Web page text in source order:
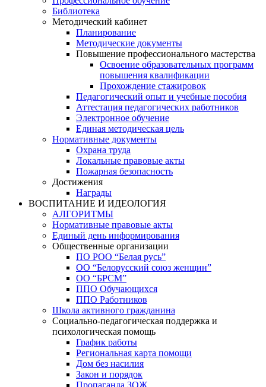
Библиотека
Методический кабинет
Планирование
Методические документы
Повышение профессионального мастерства
Освоение образовательных программ
повышения квалификации
Прохождение стажировок
Педагогический опыт и учебные пособия
Аттестация педагогических работников
Электронное обучение
Единая методическая цель
Нормативные документы
Охрана труда
Локальные правовые акты
Пожарная безопасность
Достижения
Награды
ВОСПИТАНИЕ И ИДЕОЛОГИЯ
АЛГОРИТМЫ
Нормативные правовые акты
Единый день информирования
Общественные организации
ПО РОО “Белая русь”
ОО “Белорусский союз женщин”
ОО “БРСМ”
ППО Обучающихся
ППО Работников
Школа активного гражданина
Социально-педагогическая поддержка и
психологическая помощь
График работы
Региональная карта помощи
Дом без насилия
Закон и порядок
Пропаганда ЗОЖ